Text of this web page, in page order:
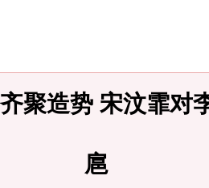
齐聚造势 宋汶霏对
扈